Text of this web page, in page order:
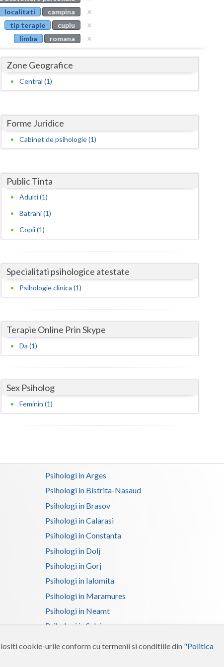
cookie-urile conform cu termenii si conditiile din "Politica
Buzau
Calarasi
Caras-Severin
Dolj
Ialomita
Iasi
Maramures
Satu-Mare
Sibiu
Suceava
Teleorman
Timis
Tulcea
Valcea
Vaslui
Vrancea
localitati
campina
tip terapie
cuplu
limba
romana
Zone Geografice
Central (1)
Forme Juridice
Cabinet de psihologie (1)
Public Tinta
Adulti (1)
Batrani (1)
Copii (1)
Specialitati psihologice atestate
Psihologie clinica (1)
Terapie Online Prin Skype
Da (1)
Sex Psiholog
Feminin (1)
Psihologi in Arges
Psihologi in Bistrita-Nasaud
Psihologi in Brasov
Psihologi in Calarasi
Psihologi in Constanta
Psihologi in Dolj
Psihologi in Gorj
Psihologi in Ialomita
Psihologi in Maramures
Psihologi in Neamt
Psihologi in Salaj